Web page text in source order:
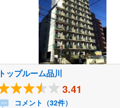
トップルーム品川
3.41
コメント（32件）